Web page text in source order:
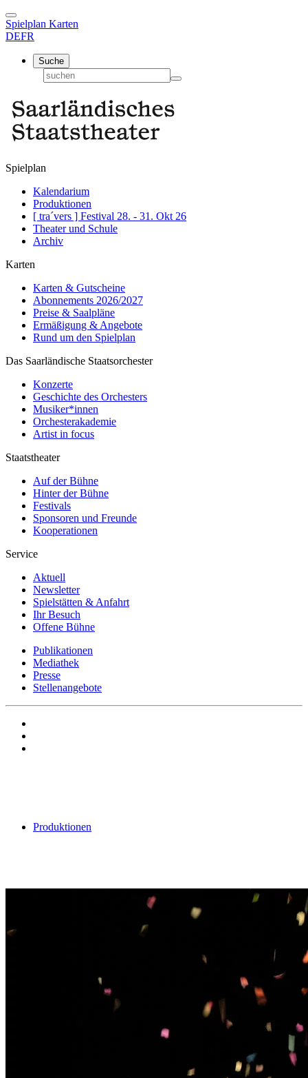
Spielplan Karten
DEFR
Suche
Spielplan
Kalendarium
Produktionen
[ tra´vers ] Festival 28. - 31. Okt 26
Theater und Schule
Archiv
Karten
Karten & Gutscheine
Abonnements 2026/2027
Preise & Saalpläne
Ermäßigung & Angebote
Rund um den Spielplan
Das Saarländische Staatsorchester
Konzerte
Geschichte des Orchesters
Musiker*innen
Orchesterakademie
Artist in focus
Staatstheater
Auf der Bühne
Hinter der Bühne
Festivals
Sponsoren und Freunde
Kooperationen
Service
Aktuell
Newsletter
Spielstätten & Anfahrt
Ihr Besuch
Offene Bühne
Publikationen
Mediathek
Presse
Stellenangebote
Produktionen